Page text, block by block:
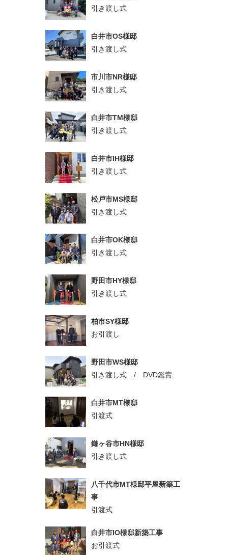
引き渡し式
白井市OS様邸
引き渡し式
市川市NR様邸
引き渡し式
白井市TM様邸
引き渡し式
白井市IH様邸
引き渡し式
松戸市MS様邸
引き渡し式
白井市OK様邸
引き渡し式
野田市HY様邸
引き渡し式
柏市SY様邸
お引渡し
野田市WS様邸
引き渡し式 / DVD鑑賞
白井市MT様邸
引渡式
鎌ヶ谷市HN様邸
引き渡し式
八千代市MT様邸平屋新築工
事
引渡式
白井市IO様邸新築工事
お引渡式